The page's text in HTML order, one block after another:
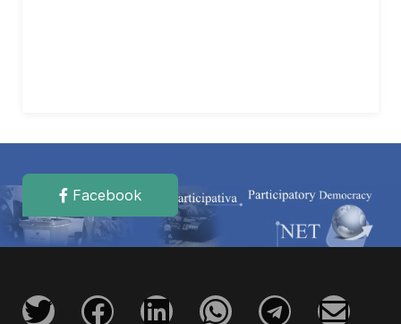
Facebook